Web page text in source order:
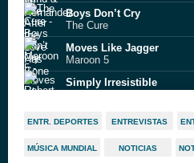
Boys Don’t Cry
The Cure
Moves Like Jagger
Maroon 5
Simply Irresistible
LLEVAME A LO HONDO
Be the One
ENTR. DEPORTES ENTREVISTAS
MÚSICA MUNDIAL NOTICIAS